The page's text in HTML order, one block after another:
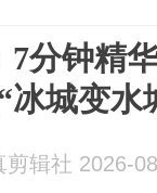
7分钟精
冰城变水
剪辑社 2026-